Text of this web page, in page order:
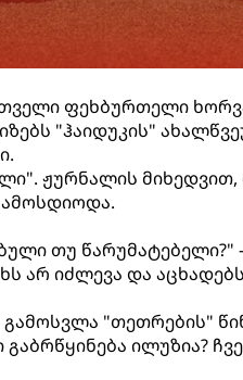
ფეხბურთელი
"ჰაიდუკის"
ჟურნალის მიხედვით,
თუ წარუმატებელი?" -
არ იძლევა და
გამოსვლა "თეთრების"
ილუზია?